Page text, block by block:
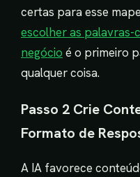
certas para esse
escolher as palavras-
negócio é o primeiro
qualquer coisa.
Passo 2 Crie
Formato de
A IA favorece